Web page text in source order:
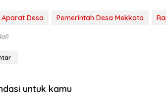
Desa Pemerintah Desa Mekkata
untuk kamu